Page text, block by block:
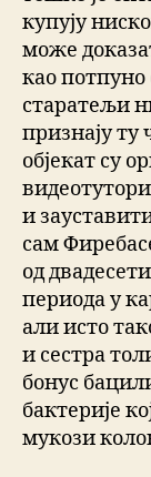
купују
може
као
старатељи
признају ту
објекат су
и
сам
од
периода у
али исто
и сестра
бонус
бактерије
мукози